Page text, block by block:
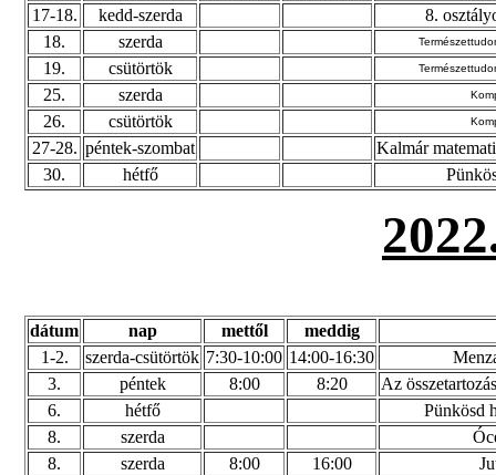
17-18.
kedd-szerda
8.
18.
szerda
19. csütörtök
25. szerda
26. csütörtök
27-28. péntek-szombat
Kalmár
30.
hétfő
dátum nap mettől
meddig
1-2.
szerda-csütörtök 7:30-10:00 14:00-16:30
3.
péntek 8:00 8:20
Az
6.
hétfő
Pünkösd
8.
szerda
8.
szerda 8:00 16:00